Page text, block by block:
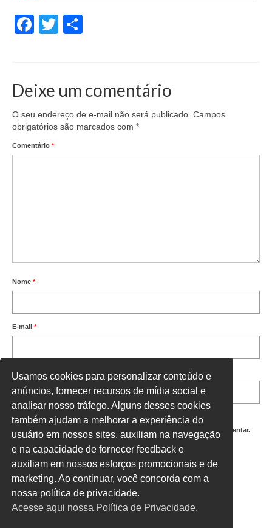
Facebook
Twitter
Deixe um comentário
O seu endereço de e-mail não será publicado. Campos
obrigatórios são marcados com *
Comentário *
Nome *
E-mail *
Site
Salvar meus dados neste navegador para a próxima vez que eu comentar.
Digite uma resposta em números:
dezessete + 16 =
Usamos cookies para personalizar conteúdo e
anúncios, fornecer recursos de mídia social e
analisar nosso tráfego. Alguns desses cookies
também ajudam a melhorar a experiência do
usuário em nossos sites, auxiliam na navegação
e na capacidade de fornecer feedback e
auxiliam em nossos esforços promocionais e de
marketing. Ao continuar, você concorda com a
nossa política de privacidade.
Acesse aqui nossa Política de Privacidade.